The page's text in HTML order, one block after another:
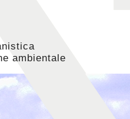
ambientale